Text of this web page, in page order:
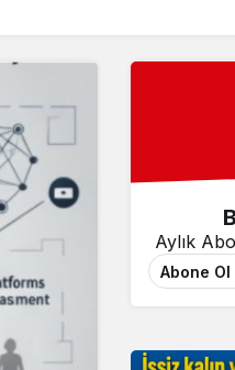
Aylık
Abone Ol